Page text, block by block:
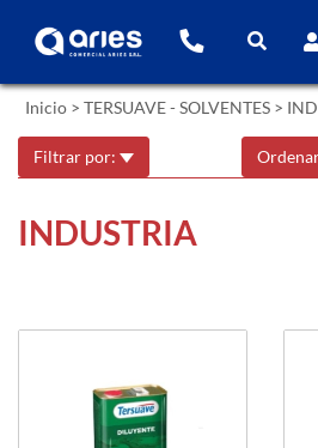
Inicio > TERSUAVE - SOLVENTES >
Filtrar por:
INDUSTRIA